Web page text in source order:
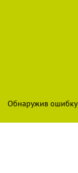
Обнаружив ошибку